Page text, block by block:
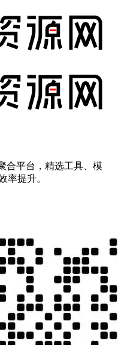
合平台，精选工具、模
率提升。